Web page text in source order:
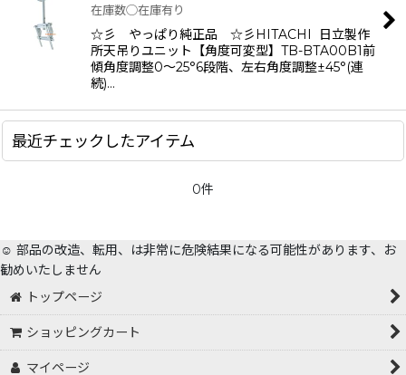
在庫数◯在庫有り
☆彡 やっぱり純正品 ☆彡HITACHI 日立製作
所天吊りユニット【角度可変型】TB-BTA00B1前
傾角度調整0〜25°6段階、左右角度調整±45°(連
続)…
最近チェックしたアイテム
0件
☺️ 部品の改造、転用、は非常に危険結果になる可能性があります、お
勧めいたしません
トップページ
ショッピングカート
マイページ